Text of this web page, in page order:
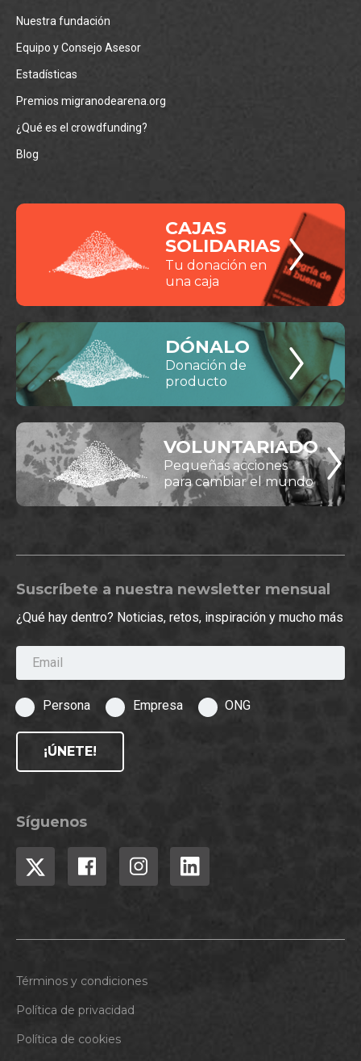
Nuestra fundación
Equipo y Consejo Asesor
Estadísticas
Premios migranodearena.org
¿Qué es el crowdfunding?
Blog
CAJAS
SOLIDARIAS
Tu donación en
una caja
DÓNALO
Donación de
producto
VOLUNTARIADO
Pequeñas acciones
para cambiar el mundo
Suscríbete a nuestra newsletter mensual
¿Qué hay dentro? Noticias, retos, inspiración y mucho más
Email
Persona Empresa ONG
¡ÚNETE!
Síguenos
Términos y condiciones
Política de privacidad
Política de cookies